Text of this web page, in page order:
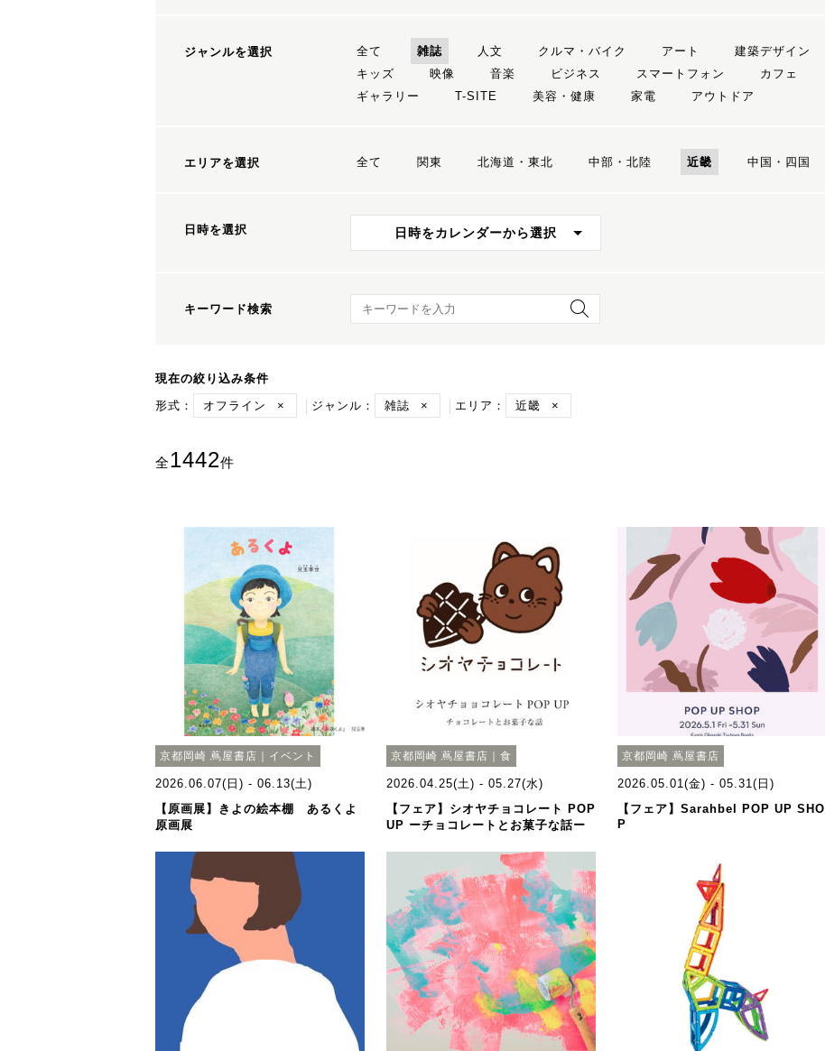
ジャンルを選択 全て 雑誌 人文 クルマ・バイク アート 建築デザイン
キッズ
映像 音楽 ビジネス スマートフォン カフェ
ギャラリー
T-SITE 美容・健康 家電 アウトドア
エリアを選択 全て 関東 北海道・東北 中部・北陸 近畿 中国・四国
日時を選択 日時をカレンダーから選択
キーワード検索 キーワード検索
現在の絞り込み条件
形式：
オフライン × ジャンル： 雑誌 × エリア： 近畿 ×
全1442件
京都岡崎 蔦屋書店｜イベント
2026.06.07(日) - 06.13(土)
【原画展】きよの絵本棚 あるくよ
原画展
京都岡崎 蔦屋書店｜食
2026.04.25(土) - 05.27(水)
【フェア】シオヤチョコレート POP
UP ーチョコレートとお菓子な話ー
京都岡崎 蔦屋書店
2026.05.01(金) - 05.31(日)
【フェア】Sarahbel POP UP SHO
P